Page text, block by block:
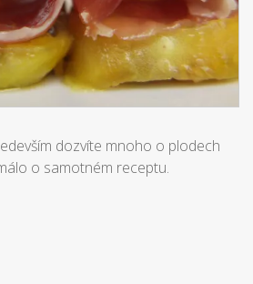
dozvíte mnoho o plodech
o samotném receptu.